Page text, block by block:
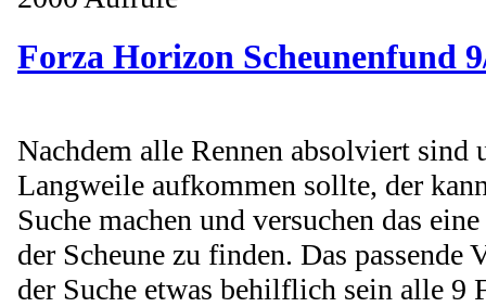
Forza Horizon Scheunenfund
Nachdem alle Rennen absolviert sind
Langweile aufkommen sollte, der
Suche machen und versuchen das
der Scheune zu finden. Das passende
der Suche etwas behilflich sein alle 9